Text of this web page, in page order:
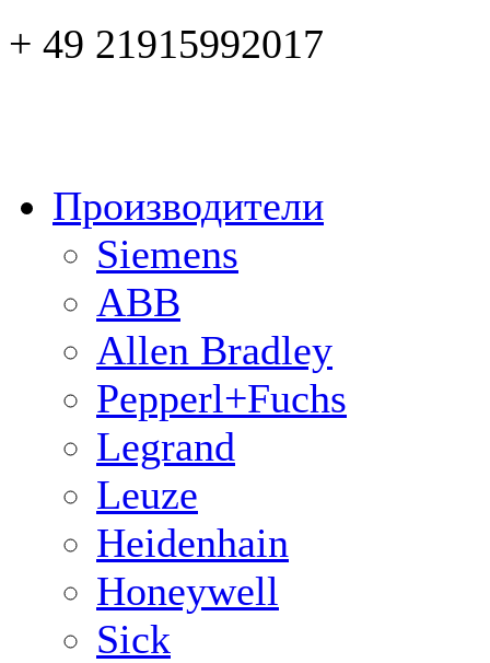
+ 49 21915992017
Производители
Siemens
ABB
Allen Bradley
Pepperl+Fuchs
Legrand
Leuze
Heidenhain
Honeywell
Sick